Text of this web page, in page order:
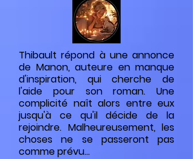
Thibault répond à une annonce
de Manon, auteure en manque
d'inspiration, qui cherche de
l'aide pour son roman. Une
complicité naît alors entre eux
jusqu'à ce qu'il décide de la
rejoindre. Malheureusement, les
choses ne se passeront pas
comme prévu...